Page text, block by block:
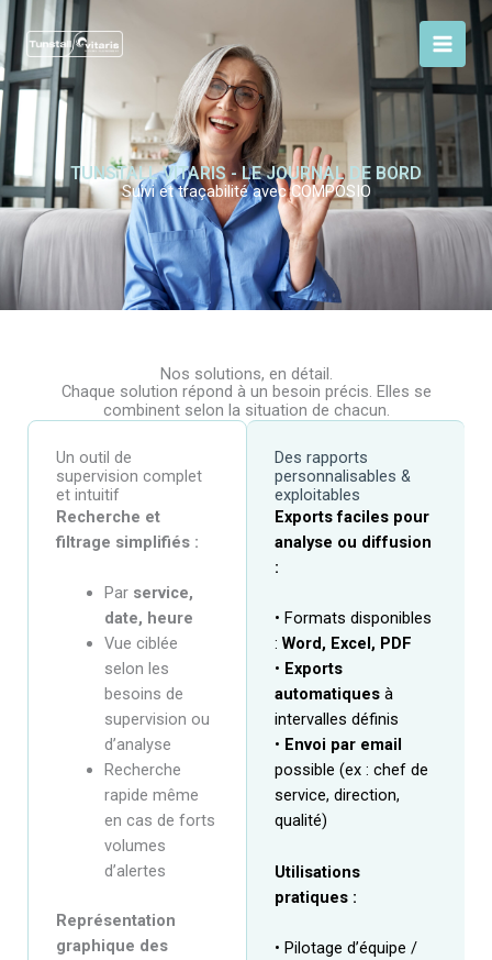
Aller
au
contenu
TUNSTALL VITARIS - LE JOURNAL DE BORD
Suivi et traçabilité avec COMPOSIO
Nos solutions, en détail.
Chaque solution répond à un besoin précis. Elles se
combinent selon la situation de chacun.
Un outil de
supervision complet
et intuitif
Recherche et
filtrage simplifiés :
Par service,
date, heure
Vue ciblée
selon les
besoins de
supervision ou
d’analyse
Recherche
rapide même
en cas de forts
volumes
d’alertes
Représentation
graphique des
Des rapports
personnalisables &
exploitables
Exports faciles pour
analyse ou diffusion
:
• Formats disponibles
: Word, Excel, PDF
• Exports
automatiquesà
intervalles définis
• Envoi par email
possible (ex : chef de
service, direction,
qualité)
Utilisations
pratiques :
• Pilotage d’équipe /